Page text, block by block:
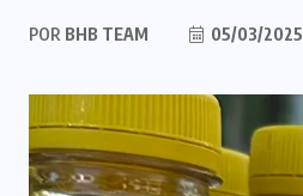
POR BHB TEAM 05/03/2025